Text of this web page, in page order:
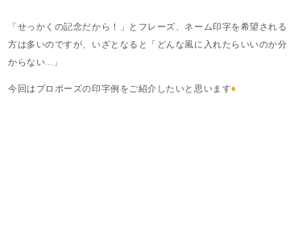
「せっかくの記念だから！」とフレーズ、ネーム印字を希望される
方は多いのですが、いざとなると「どんな風に入れたらいいのか分
からない…」
今回はプロポーズの印字例をご紹介したいと思います♦